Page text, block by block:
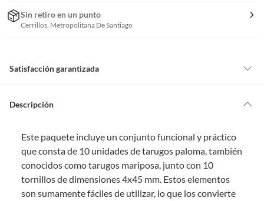
Sin retiro en un punto
Cerrillos, Metropolitana De Santiago
Satisfacción garantizada
de la compra.
comprado por internet y que hay ciertas categorías que no tienen este
derecho:
Productos que, por su naturaleza, no puedan ser devueltos,
puedan deteriorarse o caducar con rapidez.
Confeccionados a la medida.
Descripción
Este paquete incluye un conjunto funcional y práctico
que consta de 10 unidades de tarugos paloma, también
conocidos como tarugos mariposa, junto con 10
tornillos de dimensiones 4x45 mm. Estos elementos
son sumamente fáciles de utilizar, lo que los convierte